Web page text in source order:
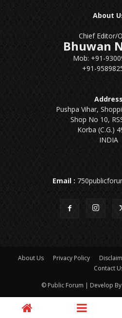
About
Chief Editor/
Bhuwan
Mob: +91-
+91-
Address
Pushpa Vihar,
Shop No 10,
Korba (C.G.)
INDIA
Email :
About Us Privacy Policy
Contact
© Public Forum | Develop By